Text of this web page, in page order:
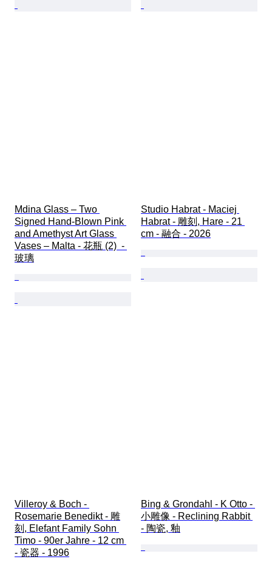
Mdina Glass – Two
Signed Hand-Blown Pink
and Amethyst Art Glass
Vases – Malta - 花瓶 (2)  -
玻璃
Studio Habrat - Maciej
Habrat - 雕刻, Hare - 21
cm - 融合 - 2026
Villeroy & Boch -
Rosemarie Benedikt - 雕
刻, Elefant Family Sohn
Timo - 90er Jahre - 12 cm
- 瓷器 - 1996
Bing & Grondahl - K Otto -
小雕像 - Reclining Rabbit
- 陶瓷, 釉